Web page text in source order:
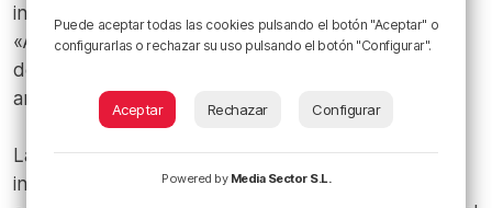
interactiva que evoca el pasado industrial, mientras que
«Arrecife» es una propuesta que transforma el entorno
del Itsasmuseum en un ecosistema inspirado en los
arrecifes marinos.
La pérgola del Parque de Casilda Iturrizar contará una
instalación formada por hinchables de colores, y un
Puede aceptar todas las cookies pulsando el botón "Aceptar" o
configurarlas o rechazar su uso pulsando el botón "Configurar".
Aceptar Rechazar Configurar
Powered by Media Sector S.L.